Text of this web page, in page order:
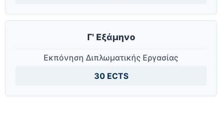
Γ' Εξάμηνο
Εκπόνηση Διπλωματικής Εργασίας
30 ECTS